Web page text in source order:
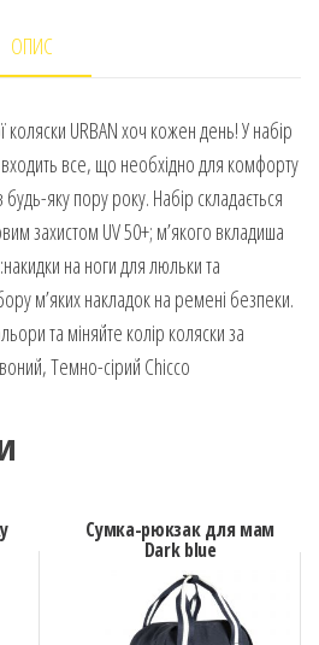
ОПИС
URBAN хоч кожен день! У набір
все, що необхідно для комфорту
яку пору року. Набір складається
захистом UV 50+; м’якого вкладиша
на ноги для люльки та
м’яких накладок на ремені безпеки.
та міняйте колір коляски за
Темно-сірий Chicco
Сумка-рюкзак для мам
Dark blue